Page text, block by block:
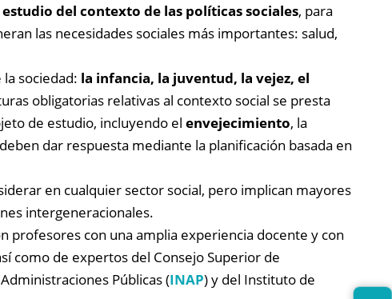
estudio del contexto de las políticas sociales, para
las necesidades sociales más importantes: salud,
sociedad: la infancia, la juventud, la vejez, el
obligatorias relativas al contexto social se presta
de estudio, incluyendo el envejecimiento, la
deben dar respuesta mediante la planificación basada en
en cualquier sector social, pero implican mayores
intergeneracionales.
profesores con una amplia experiencia docente y con
como de expertos del Consejo Superior de
Públicas (INAP) y del Instituto de